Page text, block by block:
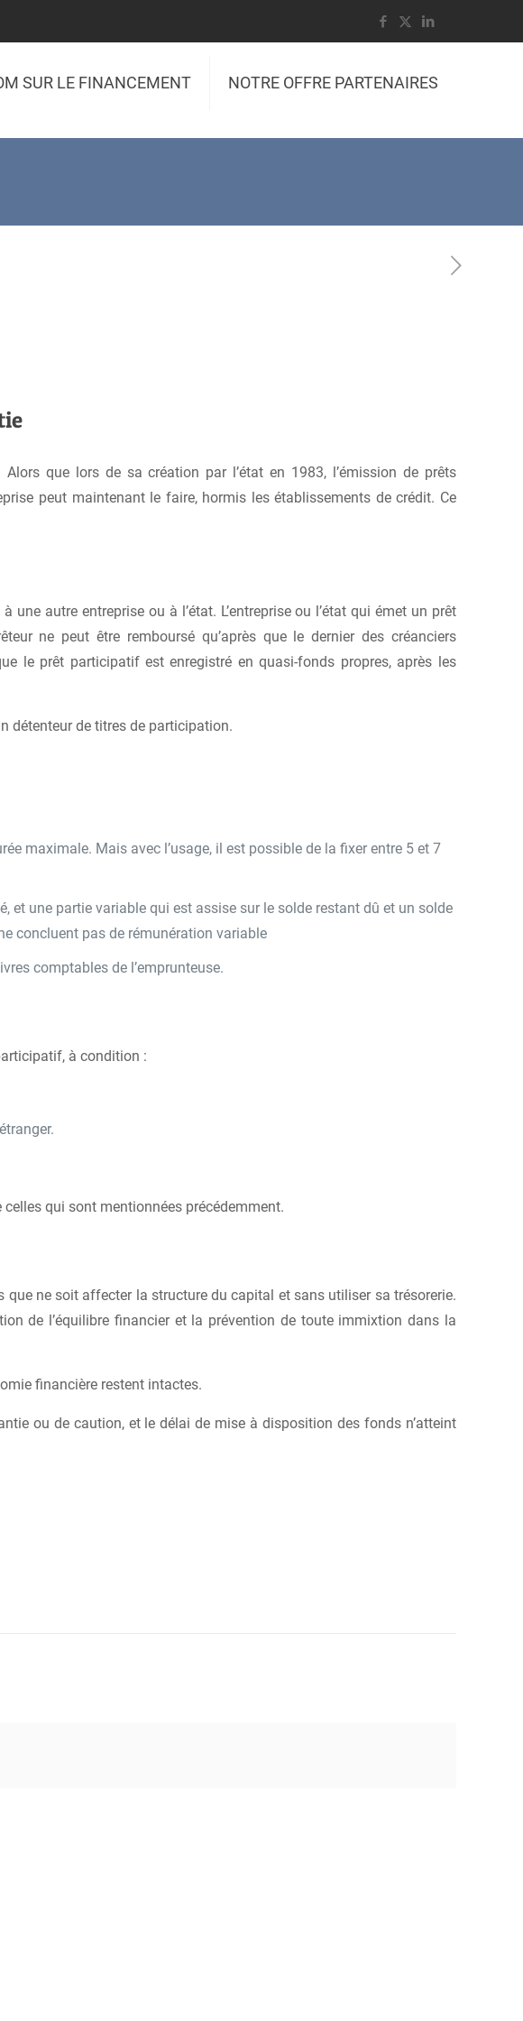
SUR LE FINANCEMENT NOTRE OFFRE PARTENAIRES
que lors de sa création par l’état en 1983, l’émission de prêts
peut maintenant le faire, hormis les établissements de crédit. Ce
autre entreprise ou à l’état. L’entreprise ou l’état qui émet un prêt
ne peut être remboursé qu’après que le dernier des créanciers
le prêt participatif est enregistré en quasi-fonds propres, après les
détenteur de titres de participation.
maximale. Mais avec l’usage, il est possible de la fixer entre 5 et 7
et une partie variable qui est assise sur le solde restant dû et un solde
concluent pas de rémunération variable
comptables de l’emprunteuse.
à condition :
qui sont mentionnées précédemment.
ne soit affecter la structure du capital et sans utiliser sa trésorerie.
de l’équilibre financier et la prévention de toute immixtion dans la
financière restent intactes.
ou de caution, et le délai de mise à disposition des fonds n’atteint